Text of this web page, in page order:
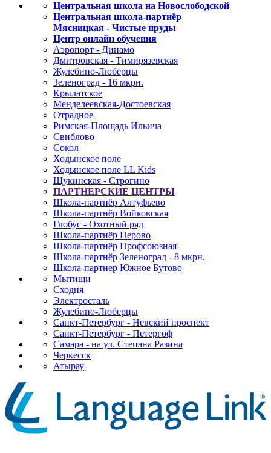
Центральная школа на Новослободской
Центральная школа-партнёр
Мясницкая - Чистые пруды
Центр онлайн обучения
Аэропорт - Динамо
Дмитровская - Тимирязевская
Жулебино-Люберцы
Зеленоград - 16 мкрн.
Крылатское
Менделеевская-Достоевская
Отрадное
Римская-Площадь Ильича
Свиблово
Сокол
Ходынское поле
Ходынское поле LL Kids
Щукинская - Строгино
ПАРТНЕРСКИЕ ЦЕНТРЫ
Школа-партнёр Алтуфьево
Школа-партнёр Войковская
Глобус - Охотный ряд
Школа-партнёр Перово
Школа-партнёр Профсоюзная
Школа-партнёр Зеленоград - 8 мкрн.
Школа-партнер Южное Бутово
Мытищи
Сходня
Электросталь
Жулебино-Люберцы
Санкт-Петербург - Невский проспект
Санкт-Петербург - Петергоф
Самара - на ул. Степана Разина
Черкесск
Атырау